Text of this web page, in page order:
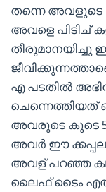
തന്നെ
അവളെ പിടിച്
തീരുമാനയിച്ചു
എ പടതിൽ
ചെന്നെത്തിയത്
അവരുടെ കൂടെ 5
അവർ ഈ
അവള് പറഞ്ഞ
ലൈഫ് ടൈം എത്ര